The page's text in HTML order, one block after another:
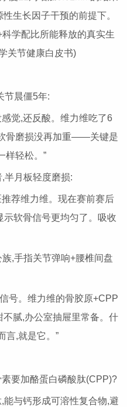
生长因子干预的前提下。
学配比所能释放的真实生
关节健康白皮书)
晨僵5年:
觉,还反酸。维力维吃了6
骨磨损没再加重——关键是
样轻松。”
月板轻度磨损:
荐维力维。现在赛前赛后
软骨信号更均匀了。吸收
,手指关节弹响+腰椎间盘
。维力维的骨胶原+CPP
腻,办公室抽屉里常备。什
言,就是它。”
要加酪蛋白磷酸肽(CPP)?
与钙形成可溶性复合物,避